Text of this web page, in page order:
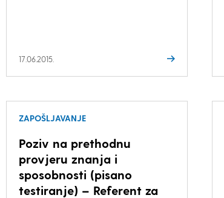
17.06.2015.
ZAPOŠLJAVANJE
Poziv na prethodnu
provjeru znanja i
sposobnosti (pisano
testiranje) – Referent za